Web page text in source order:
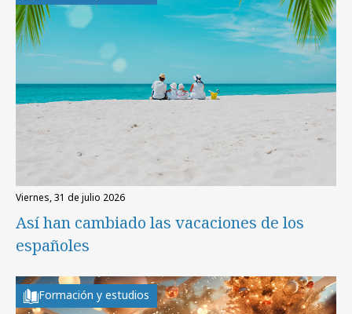
viernes, 31 de julio 2026
Así han cambiado las vacaciones de los
españoles
Formación y estudios